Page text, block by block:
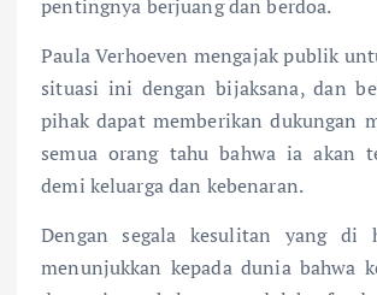
pentingnya berjuang dan berdoa.
Paula Verhoeven mengajak publik
situasi ini dengan bijaksana, dan
pihak dapat memberikan dukungan
semua orang tahu bahwa ia akan
demi keluarga dan kebenaran.
Dengan segala kesulitan yang di
menunjukkan kepada dunia bahwa